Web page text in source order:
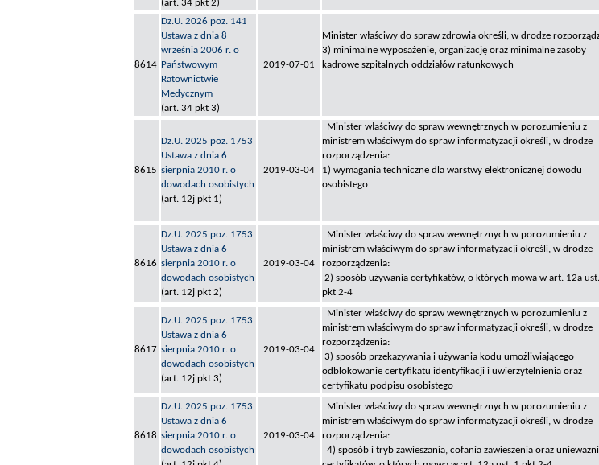
(art. 34 pkt 2)
8614
Dz.U. 2026 poz. 141
Ustawa z dnia 8
września 2006 r. o
Państwowym
Ratownictwie
Medycznym
(art. 34 pkt 3)
2019-07-01
Minister właściwy do spraw zdrowia określi, w drodze
3) minimalne wyposażenie, organizację oraz minimalne zasoby
kadrowe szpitalnych oddziałów ratunkowych
8615
Dz.U. 2025 poz. 1753
Ustawa z dnia 6
sierpnia 2010 r. o
dowodach osobistych
(art. 12j pkt 1)
2019-03-04
Minister właściwy do spraw wewnętrznych w porozumieniu z
ministrem właściwym do spraw informatyzacji określi, w drodze
rozporządzenia:
1) wymagania techniczne dla warstwy elektronicznej dowodu
osobistego
8616
Dz.U. 2025 poz. 1753
Ustawa z dnia 6
sierpnia 2010 r. o
dowodach osobistych
(art. 12j pkt 2)
2019-03-04
Minister właściwy do spraw wewnętrznych w porozumieniu z
ministrem właściwym do spraw informatyzacji określi, w drodze
rozporządzenia:
2) sposób używania certyfikatów, o których mowa w art. 12a
pkt 2-4
8617
Dz.U. 2025 poz. 1753
Ustawa z dnia 6
sierpnia 2010 r. o
dowodach osobistych
(art. 12j pkt 3)
2019-03-04
Minister właściwy do spraw wewnętrznych w porozumieniu z
ministrem właściwym do spraw informatyzacji określi, w drodze
rozporządzenia:
3) sposób przekazywania i używania kodu umożliwiającego
odblokowanie certyfikatu identyfikacji i uwierzytelnienia oraz
certyfikatu podpisu osobistego
8618
Dz.U. 2025 poz. 1753
Ustawa z dnia 6
sierpnia 2010 r. o
dowodach osobistych
2019-03-04
Minister właściwy do spraw wewnętrznych w porozumieniu z
ministrem właściwym do spraw informatyzacji określi, w drodze
rozporządzenia:
4) sposób i tryb zawieszania, cofania zawieszenia oraz